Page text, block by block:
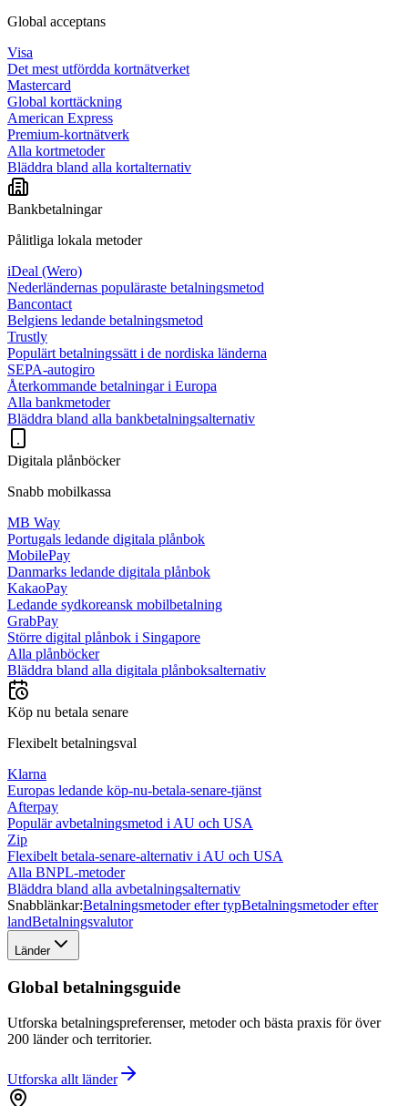
Global acceptans
Visa
Det mest utfördda kortnätverket
Mastercard
Global korttäckning
American Express
Premium-kortnätverk
Alla kortmetoder
Bläddra bland alla kortalternativ
Bankbetalningar
Pålitliga lokala metoder
iDeal (Wero)
Nederländernas populäraste betalningsmetod
Bancontact
Belgiens ledande betalningsmetod
Trustly
Populärt betalningssätt i de nordiska länderna
SEPA-autogiro
Återkommande betalningar i Europa
Alla bankmetoder
Bläddra bland alla bankbetalningsalternativ
Digitala plånböcker
Snabb mobilkassa
MB Way
Portugals ledande digitala plånbok
MobilePay
Danmarks ledande digitala plånbok
KakaoPay
Ledande sydkoreansk mobilbetalning
GrabPay
Större digital plånbok i Singapore
Alla plånböcker
Bläddra bland alla digitala plånboksalternativ
Köp nu betala senare
Flexibelt betalningsval
Klarna
Europas ledande köp-nu-betala-senare-tjänst
Afterpay
Populär avbetalningsmetod i AU och USA
Zip
Flexibelt betala-senare-alternativ i AU och USA
Alla BNPL-metoder
Bläddra bland alla avbetalningsalternativ
Snabblänkar:Betalningsmetoder efter typBetalningsmetoder efter
landBetalningsvalutor
Länder
Global betalningsguide
Utforska betalningspreferenser, metoder och bästa praxis för över
200 länder och territorier.
Utforska allt länder